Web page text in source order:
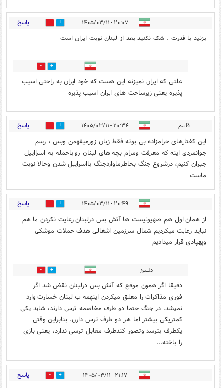
۲۰:۰۷ - ۱۴۰۵/۰۳/۱۱ 19 پاسخ
بزنید با قدرت . شک نکنید بعد از لبنان نوبت ایران است
0
علتی که ایران نمیزنه این هست که خود ایران به راحتی اسیب
پذیره یعنی زیرساخت های ایران اسیب پذیره
قاسم ۲۰:۳۴ - ۱۴۰۵/۰۳/۱۱ 2 پاسخ
این کفتارهای حرامزاده بی بوته فقط زبان زورمیفهمن وبس ، رسم
جوانمردی اینه که معرفت ومرام بچه های لبنان رو باحمله به اسرااییل
جبران کنیم، درشروع جنگ بخاطرماواردجنگ بااسراییل شدن وحالا نوبت
ماست
۲۰:۴۹ - ۱۴۰۵/۰۳/۱۱ 2 پاسخ
از همان اول هم صهیونیست ها آتش بس درلبنان رعایت نکردن ما هم
نباید رعایت میکردیم شمال سرزمین اشغالی هدف حملات موشکی
وپهپادی قرار میدادیم
دلسوز 0
دقیقا اگر همون موقع که آتش بس درلبنان نقض شد اگر
فوری مذاکرات را معلق میکردن اینهمه ب لبنان خسارت وارد
نمیشد. در جنگ حتما دو طرف مخاصمه ترس دارند، شاید یکی
کمتریکی بیشتر اما هر دو طرف ترس دارن. بنابراین وقتی
یکطرف بترسد وتصور کندطرف مقابل ترسی ندارد، یعنی بازی
را باخته...
۲۱:۱۷ - ۱۴۰۵/۰۳/۱۱ 2 پاسخ